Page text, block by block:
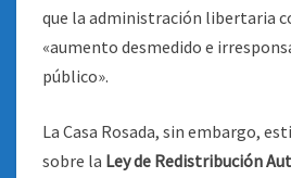
que la administración libertaria
«aumento desmedido e
público».
La Casa Rosada, sin embargo,
sobre la Ley de Redistribución